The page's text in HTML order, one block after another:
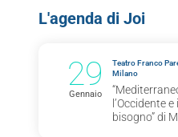
L'agenda di Joi
29
Gennaio
Teatro Franco
Milano
l’Occidente
bisogno” di